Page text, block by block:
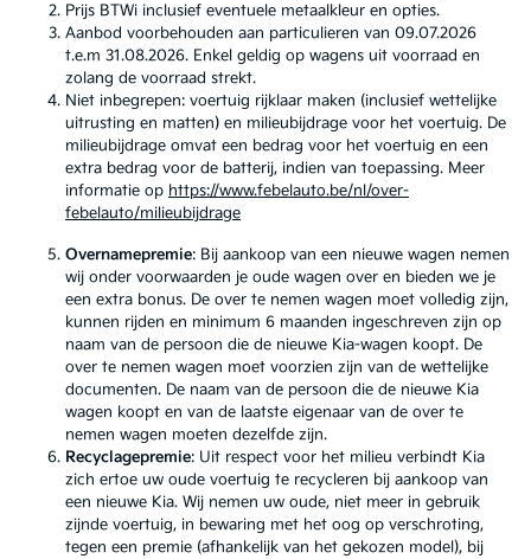
Prijs BTWi inclusief eventuele metaalkleur en opties.
Aanbod voorbehouden aan particulieren van 09.07.2026
t.e.m 31.08.2026. Enkel geldig op wagens uit voorraad en
zolang de voorraad strekt.
Niet inbegrepen: voertuig rijklaar maken (inclusief wettelijke
uitrusting en matten) en milieubijdrage voor het voertuig. De
milieubijdrage omvat een bedrag voor het voertuig en een
extra bedrag voor de batterij, indien van toepassing. Meer
informatie op https://www.febelauto.be/nl/over-
febelauto/milieubijdrage
Overnamepremie: Bij aankoop van een nieuwe wagen nemen
wij onder voorwaarden je oude wagen over en bieden we je
een extra bonus. De over te nemen wagen moet volledig zijn,
kunnen rijden en minimum 6 maanden ingeschreven zijn op
naam van de persoon die de nieuwe Kia-wagen koopt. De
over te nemen wagen moet voorzien zijn van de wettelijke
documenten. De naam van de persoon die de nieuwe Kia
wagen koopt en van de laatste eigenaar van de over te
nemen wagen moeten dezelfde zijn.
Recyclagepremie: Uit respect voor het milieu verbindt Kia
zich ertoe uw oude voertuig te recycleren bij aankoop van
een nieuwe Kia. Wij nemen uw oude, niet meer in gebruik
zijnde voertuig, in bewaring met het oog op verschroting,
tegen een premie (afhankelijk van het gekozen model), bij